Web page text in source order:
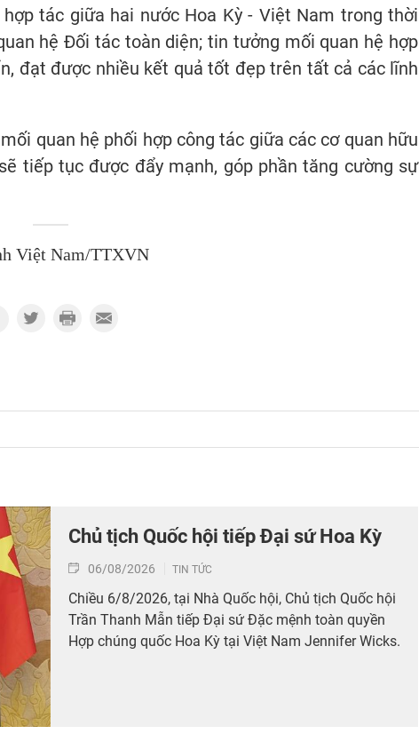
tác giữa hai nước Hoa Kỳ - Việt Nam trong thời
hệ Đối tác toàn diện; tin tưởng mối quan hệ hợp
đạt được nhiều kết quả tốt đẹp trên tất cả các lĩnh
quan hệ phối hợp công tác giữa các cơ quan hữu
tiếp tục được đẩy mạnh, góp phần tăng cường sự
Việt Nam/TTXVN
Chủ tịch Quốc hội tiếp Đại sứ Hoa Kỳ
06/08/2026 TIN TỨC
Chiều 6/8/2026, tại Nhà Quốc hội, Chủ tịch Quốc hội
Trần Thanh Mẫn tiếp Đại sứ Đặc mệnh toàn quyền
Hợp chúng quốc Hoa Kỳ tại Việt Nam Jennifer Wicks.